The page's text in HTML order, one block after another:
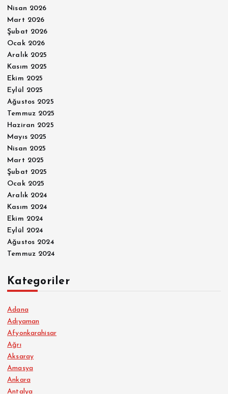
Nisan 2026
Mart 2026
Şubat 2026
Ocak 2026
Aralık 2025
Kasım 2025
Ekim 2025
Eylül 2025
Ağustos 2025
Temmuz 2025
Haziran 2025
Mayıs 2025
Nisan 2025
Mart 2025
Şubat 2025
Ocak 2025
Aralık 2024
Kasım 2024
Ekim 2024
Eylül 2024
Ağustos 2024
Temmuz 2024
Kategoriler
Adana
Adıyaman
Afyonkarahisar
Ağrı
Aksaray
Amasya
Ankara
Antalya